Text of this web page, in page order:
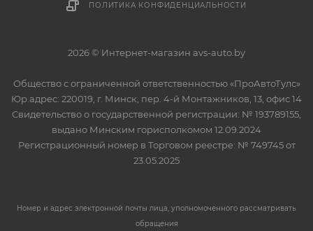
ПОЛИТИКА КОНФИДЕНЦИАЛЬНОСТИ
2026 © Интернет-магазин avs-auto.by
Общество с ограниченной ответственностью «ПроАвтоТулс»
Юр.адрес: 220019, г. Минск, пер. 4-й Монтажников, 13, офис 14
Свидетельство о государственной регистрации: № 193789155,
выдано Минским горисполкомом 12.09.2024
Регистрационный номер в Торговом реестре: № 749745 от
23.05.2025
Номер и адрес электронной почты лица, уполномоченного рассматривать
обращения